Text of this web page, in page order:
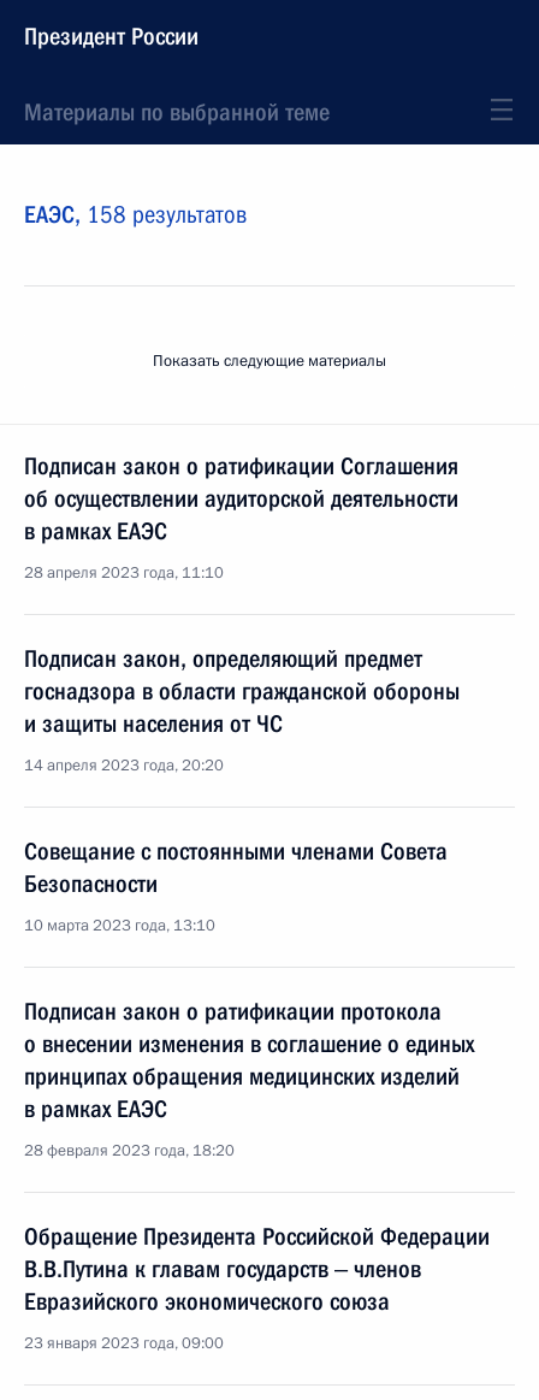
Президент России
Материалы по выбранной теме
ЕАЭС, 158 результатов
Показать следующие материалы
Подписан закон о ратификации Соглашения
об осуществлении аудиторской деятельности
в рамках ЕАЭС
28 апреля 2023 года, 11:10
Подписан закон, определяющий предмет
госнадзора в области гражданской обороны
и защиты населения от ЧС
14 апреля 2023 года, 20:20
Совещание с постоянными членами Совета
Безопасности
10 марта 2023 года, 13:10
Подписан закон о ратификации протокола
о внесении изменения в соглашение о единых
принципах обращения медицинских изделий
в рамках ЕАЭС
28 февраля 2023 года, 18:20
Обращение Президента Российской Федерации
В.В.Путина к главам государств ‒ членов
Евразийского экономического союза
23 января 2023 года, 09:00